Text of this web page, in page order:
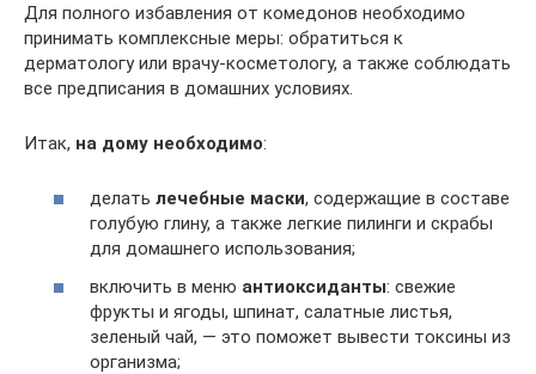
Для полного избавления от комедонов необходимо
принимать комплексные меры: обратиться к
дерматологу или врачу-косметологу, а также соблюдать
все предписания в домашних условиях.
Итак, на дому необходимо:
делать лечебные маски, содержащие в составе
голубую глину, а также легкие пилинги и скрабы
для домашнего использования;
включить в меню антиоксиданты: свежие
фрукты и ягоды, шпинат, салатные листья,
зеленый чай, — это поможет вывести токсины из
организма;